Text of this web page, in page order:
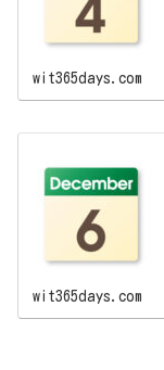
wit365days.com
wit365days.com